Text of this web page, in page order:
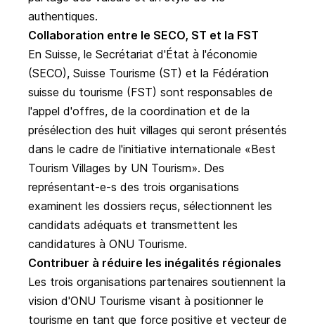
authentiques.
Collaboration entre le SECO, ST et la FST
En Suisse, le Secrétariat d'État à l'économie
(SECO), Suisse Tourisme (ST) et la Fédération
suisse du tourisme (FST) sont responsables de
l'appel d'offres, de la coordination et de la
présélection des huit villages qui seront présentés
dans le cadre de l'initiative internationale «Best
Tourism Villages by UN Tourism». Des
représentant-e-s des trois organisations
examinent les dossiers reçus, sélectionnent les
candidats adéquats et transmettent les
candidatures à ONU Tourisme.
Contribuer à réduire les inégalités régionales
Les trois organisations partenaires soutiennent la
vision d'ONU Tourisme visant à positionner le
tourisme en tant que force positive et vecteur de